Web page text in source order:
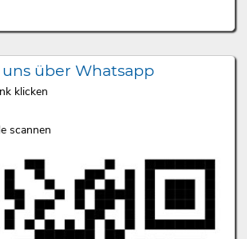
über Whatsapp
klicken
scannen